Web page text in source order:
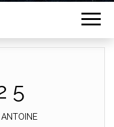
5
ANTOINE